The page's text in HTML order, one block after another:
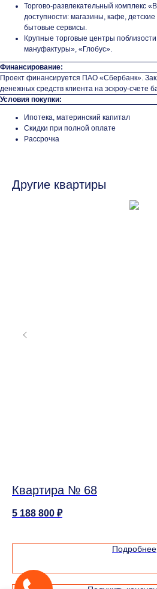
Торгово-развлекательный комплекс
доступности: магазины, кафе,
бытовые сервисы.
Крупные торговые центры
мануфактуры», «Глобус».
Финансирование:
Проект финансируется ПАО «Сбербанк».
денежных средств клиента на эскроу-счете
Условия покупки:
Ипотека, материнский капитал
Скидки при полной оплате
Рассрочка
Другие квартиры
Квартира № 68
5 188 800 ₽
Подробнее